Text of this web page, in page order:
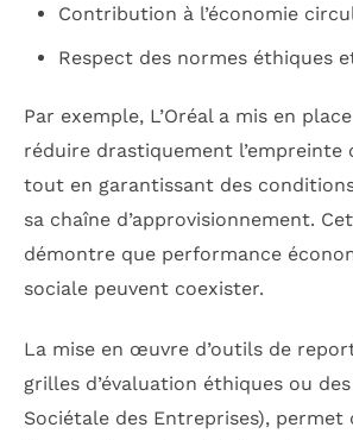
Contribution à l’économie
Respect des normes éthiques
Par exemple, L’Oréal a mis en
réduire drastiquement l’empreinte
tout en garantissant des
sa chaîne d’approvisionnement.
démontre que performance
sociale peuvent coexister.
La mise en œuvre d’outils de
grilles d’évaluation éthiques ou
Sociétale des Entreprises),